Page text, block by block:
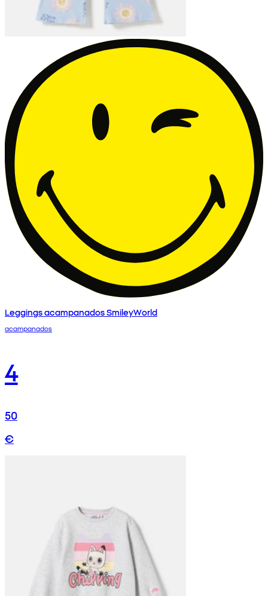
Leggings acampanados SmileyWorld
acampanados
4
50
€